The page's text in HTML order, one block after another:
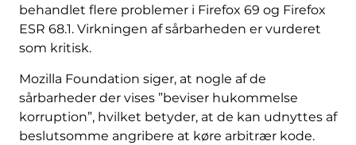
behandlet flere problemer i Firefox 69 og Firefox
ESR 68.1. Virkningen af ​​sårbarheden er vurderet
som kritisk.
Mozilla Foundation siger, at nogle af de
sårbarheder der vises ”beviser hukommelse
korruption”, hvilket betyder, at de kan udnyttes af
beslutsomme angribere at køre arbitrær kode.